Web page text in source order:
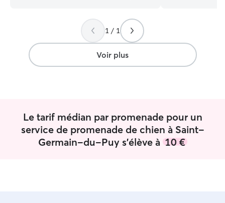
week-ends je ne suis pas disponible car
je serais en concours. Je me déplace
chez vous pour m’occuper de vos
animaux. Je peux les garder, les nourrir,
aller les promener, jouer avec eux. Je
mois et demi,
en même
éducation.
poil ( ou grande
qu'elle se sente
en maison avec
1 / 1
Voir plus
Le tarif médian par promenade pour un
service de promenade de chien à Saint-
Germain-du-Puy s'élève à 10 €